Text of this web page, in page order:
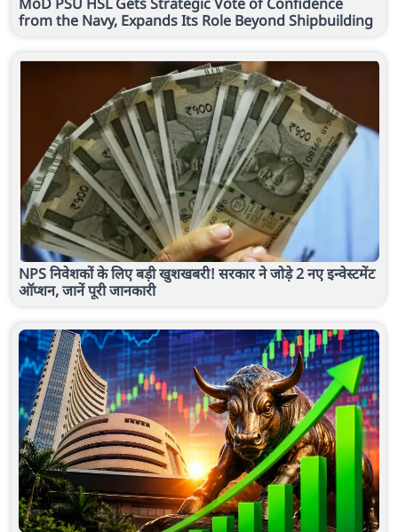
from the Navy, Expands Its Role Beyond Shipbuilding
NPS निवेशकों के लिए बड़ी खुशखबरी! सरकार ने जोड़े 2 नए इन्वेस्टमेंट
ऑप्शन, जानें पूरी जानकारी